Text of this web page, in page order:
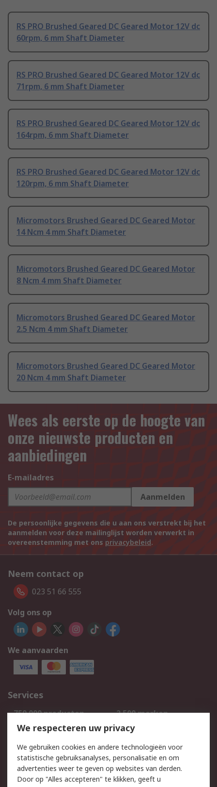
RS PRO Brushed Geared DC Geared Motor 12V dc
60rpm, 6 mm Shaft Diameter
RS PRO Brushed Geared DC Geared Motor 12V dc
71rpm, 6 mm Shaft Diameter
RS PRO Brushed Geared DC Geared Motor 12V dc
164rpm, 6 mm Shaft Diameter
RS PRO Brushed Geared DC Geared Motor 12V dc
120rpm, 6 mm Shaft Diameter
Micromotors Brushed Geared DC Geared Motor
14 Ncm 4 mm Shaft Diameter
Micromotors Brushed Geared DC Geared Motor
8 Ncm 4 mm Shaft Diameter
Micromotors Brushed Geared DC Geared Motor
2.5 Ncm 4 mm Shaft Diameter
Micromotors Brushed Geared DC Geared Motor
20 Ncm 4 mm Shaft Diameter
Wees als eerste op de hoogte van
onze nieuwste producten en
aanbiedingen
E-mailadres
Aanmelden
De persoonlijke gegevens die u aan ons verstrekt bij het
aanmelden voor deze mailinglijst worden verwerkt in
overeenstemming met ons privacybeleid.
Neem contact op
023 51 66 555
Volg ons op
We aanvaarden
Services
750.000 producten
2.500 merken
Bestellen
Inkoopoplossingen
Track & Trace
Wettelijk
We respecteren uw privacy
We gebruiken cookies en andere technologieën voor
statistische gebruiksanalyses, personalisatie en om
advertenties weer te geven op websites van derden.
Door op "Alles accepteren" te klikken, geeft u